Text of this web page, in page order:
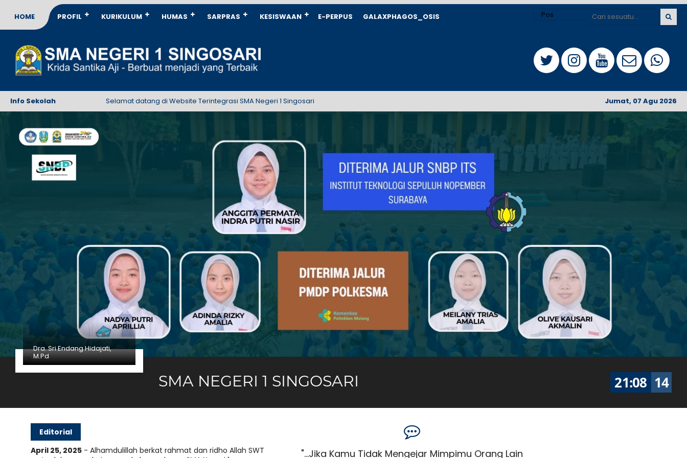
HOME PROFIL KURIKULUM HUMAS SARPRAS KESISWAAN E-PERPUS GALAXPHAGOS_OSIS
Info Sekolah Jumat, 07 Agu 2026
Selamat datang di Website Terintegrasi SMA Negeri 1 Singosari
SMA NEGERI 1 SINGOSARI 21:08 15
Dra. Sri Endang Hidajati,
M.Pd
Editorial
April 25, 2025 - Alhamdulillah berkat rahmat dan ridho Allah SWT
"...Setiap Kesulitan Pasti Ada Kemudahan, Yakinlah
"...Jika Kamu Tidak Mengejar Mimpimu Orang Lain